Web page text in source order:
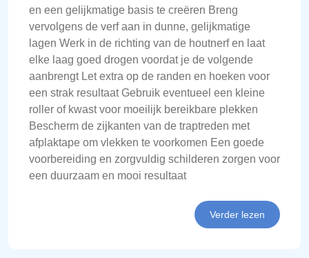
en een gelijkmatige basis te creëren Breng
vervolgens de verf aan in dunne, gelijkmatige
lagen Werk in de richting van de houtnerf en laat
elke laag goed drogen voordat je de volgende
aanbrengt Let extra op de randen en hoeken voor
een strak resultaat Gebruik eventueel een kleine
roller of kwast voor moeilijk bereikbare plekken
Bescherm de zijkanten van de traptreden met
afplaktape om vlekken te voorkomen Een goede
voorbereiding en zorgvuldig schilderen zorgen voor
een duurzaam en mooi resultaat
Verder lezen